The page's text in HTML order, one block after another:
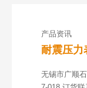
产品资讯
耐震压力
压力表产
无锡市广顺